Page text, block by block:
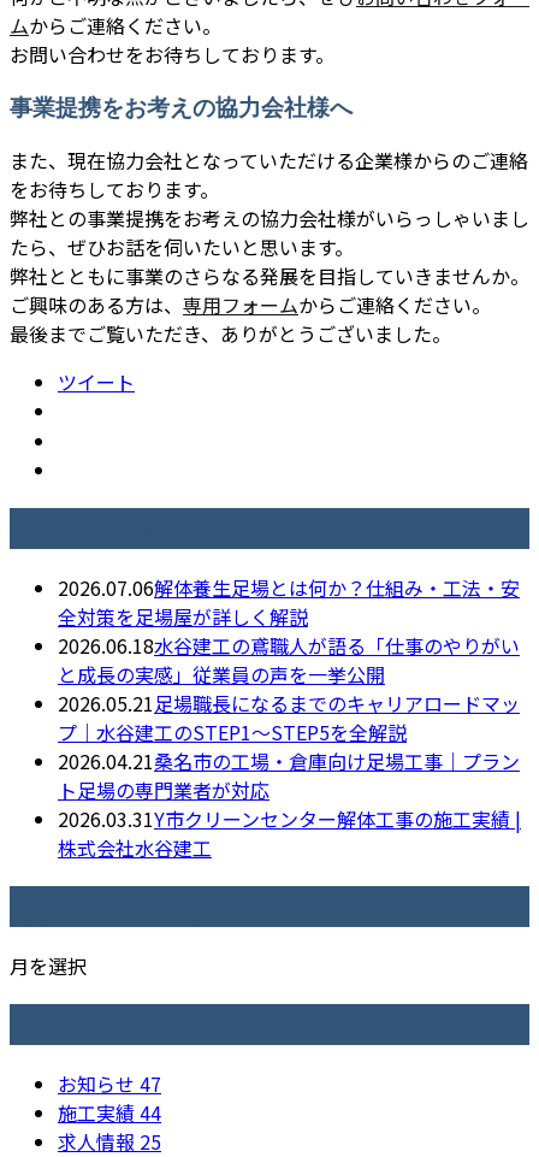
ムからご連絡ください。
お問い合わせをお待ちしております。
事業提携をお考えの協力会社様へ
また、現在協力会社となっていただける企業様からのご連絡
をお待ちしております。
弊社との事業提携をお考えの協力会社様がいらっしゃいまし
たら、ぜひお話を伺いたいと思います。
弊社とともに事業のさらなる発展を目指していきませんか。
ご興味のある方は、 専用フォームからご連絡ください。
最後までご覧いただき、ありがとうございました。
ツイート
2026.07.06解体養生足場とは何か？仕組み・工法・安
全対策を足場屋が詳しく解説
2026.06.18水谷建工の鳶職人が語る「仕事のやりがい
と成長の実感」従業員の声を一挙公開
2026.05.21足場職長になるまでのキャリアロードマッ
プ｜水谷建工のSTEP1〜STEP5を全解説
2026.04.21桑名市の工場・倉庫向け足場工事｜プラン
ト足場の専門業者が対応
2026.03.31Y市クリーンセンター解体工事の施工実績 |
株式会社水谷建工
月を選択
お知らせ 47
施工実績44
求人情報 25